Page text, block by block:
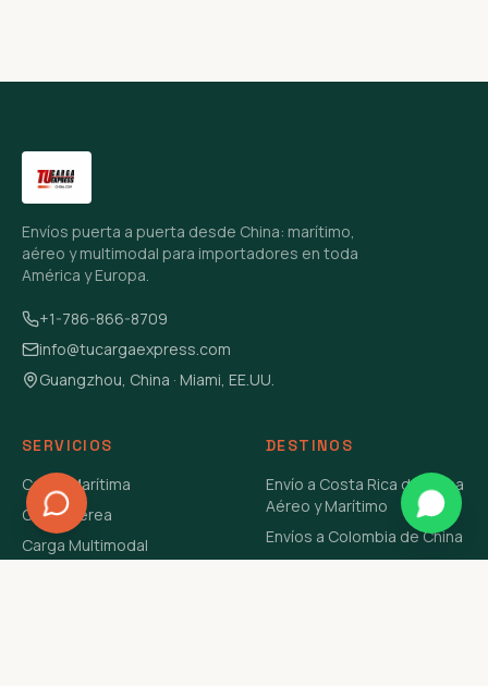
Envíos puerta a puerta desde China: marítimo,
aéreo y multimodal para importadores en toda
América y Europa.
+1-786-866-8709
info@tucargaexpress.com
Guangzhou, China · Miami, EE.UU.
SERVICIOS
Carga Marítima
Carga Aérea
Carga Multimodal
DESTINOS
Envío a Costa Rica de China
Aéreo y Marítimo
Envíos a Colombia de China